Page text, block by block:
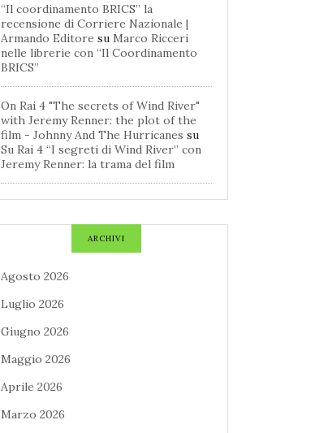
“Il coordinamento BRICS” la
recensione di Corriere Nazionale |
Armando Editore su Marco Ricceri
nelle librerie con “Il Coordinamento
BRICS”
On Rai 4 "The secrets of Wind River"
with Jeremy Renner: the plot of the
film - Johnny And The Hurricanes su
Su Rai 4 “I segreti di Wind River” con
Jeremy Renner: la trama del film
ARCHIVI
Agosto 2026
Luglio 2026
Giugno 2026
Maggio 2026
Aprile 2026
Marzo 2026